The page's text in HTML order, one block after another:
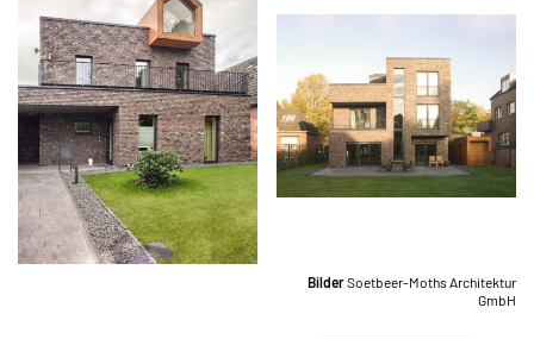
BilderSoetbeer-Moths Architektur
GmbH